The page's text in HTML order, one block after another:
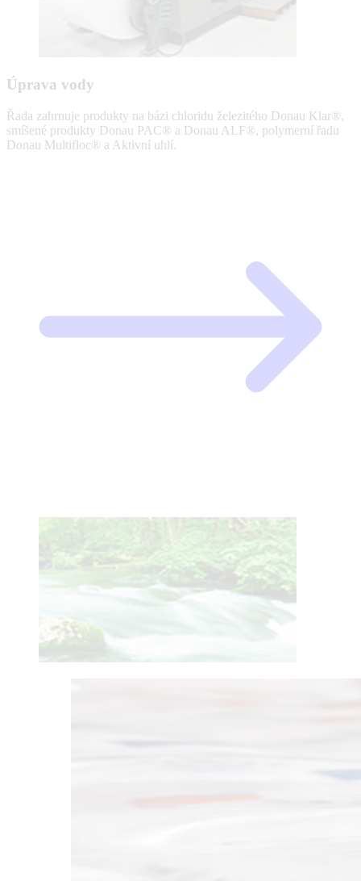
Úprava vody
Řada zahrnuje produkty na bázi chloridu železitého Donau Klar®,
smíšené produkty Donau PAC® a Donau ALF®, polymerní řadu
Donau Multifloc® a Aktivní uhlí.